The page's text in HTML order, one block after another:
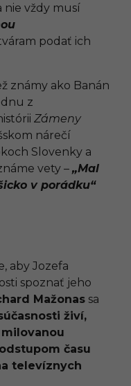
nie vždy musí
podať ich
známy ako Banán
z
Zámeny
nárečí
Slovenky a
vety – „Mal
v porádku“
aby Jozefa
spoznať jeho
Mažonas sa
živí,
času
televíznych